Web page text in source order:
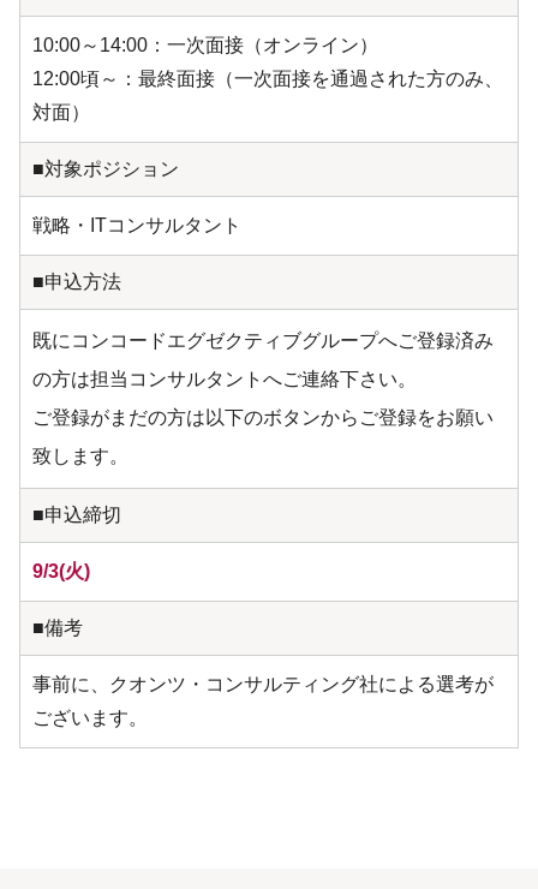
10:00～14:00：一次面接（オンライン）
12:00頃～：最終面接（一次面接を通過された方のみ、
対面）
■対象ポジション
戦略・ITコンサルタント
■申込方法
既にコンコードエグゼクティブグループへご登録済み
の方は担当コンサルタントへご連絡下さい。
ご登録がまだの方は以下のボタンからご登録をお願い
致します。
■申込締切
9/3(火)
■備考
事前に、クオンツ・コンサルティング社による選考が
ございます。